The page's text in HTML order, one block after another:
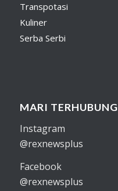
Transpotasi
Kuliner
Serba Serbi
MARI TERHUBUNG
Instagram
@rexnewsplus
Facebook
@rexnewsplus